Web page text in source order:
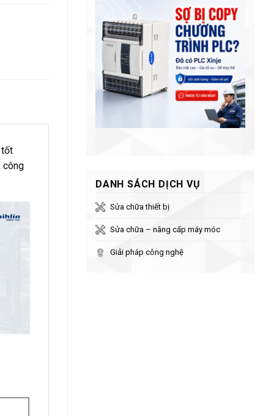
DANH SÁCH DỊCH VỤ
Sửa chữa thiết bị
Sửa chữa – nâng cấp máy móc
Giải pháp công nghệ
tốt
công